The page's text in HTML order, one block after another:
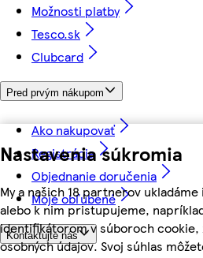
Nastavenia súkromia
My a našich 18 partnerov
alebo k nim pristupujeme,
identifikátorom v súboroch cookie,
osobných údajov. Svoj súhlas
Možnosti platby
Tesco.sk
Clubcard
Pred prvým nákupom
Ako nakupovať
Registrácia
Objednanie doručenia
Moje obľúbené
Kontaktujte nás